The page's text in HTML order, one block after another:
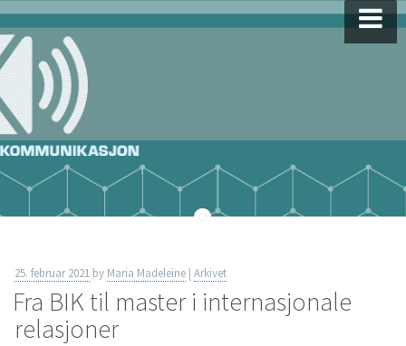
Skip
to
content
25. februar 2021 by Maria Madeleine | Arkivet
Fra BIK til master i internasjonale
relasjoner